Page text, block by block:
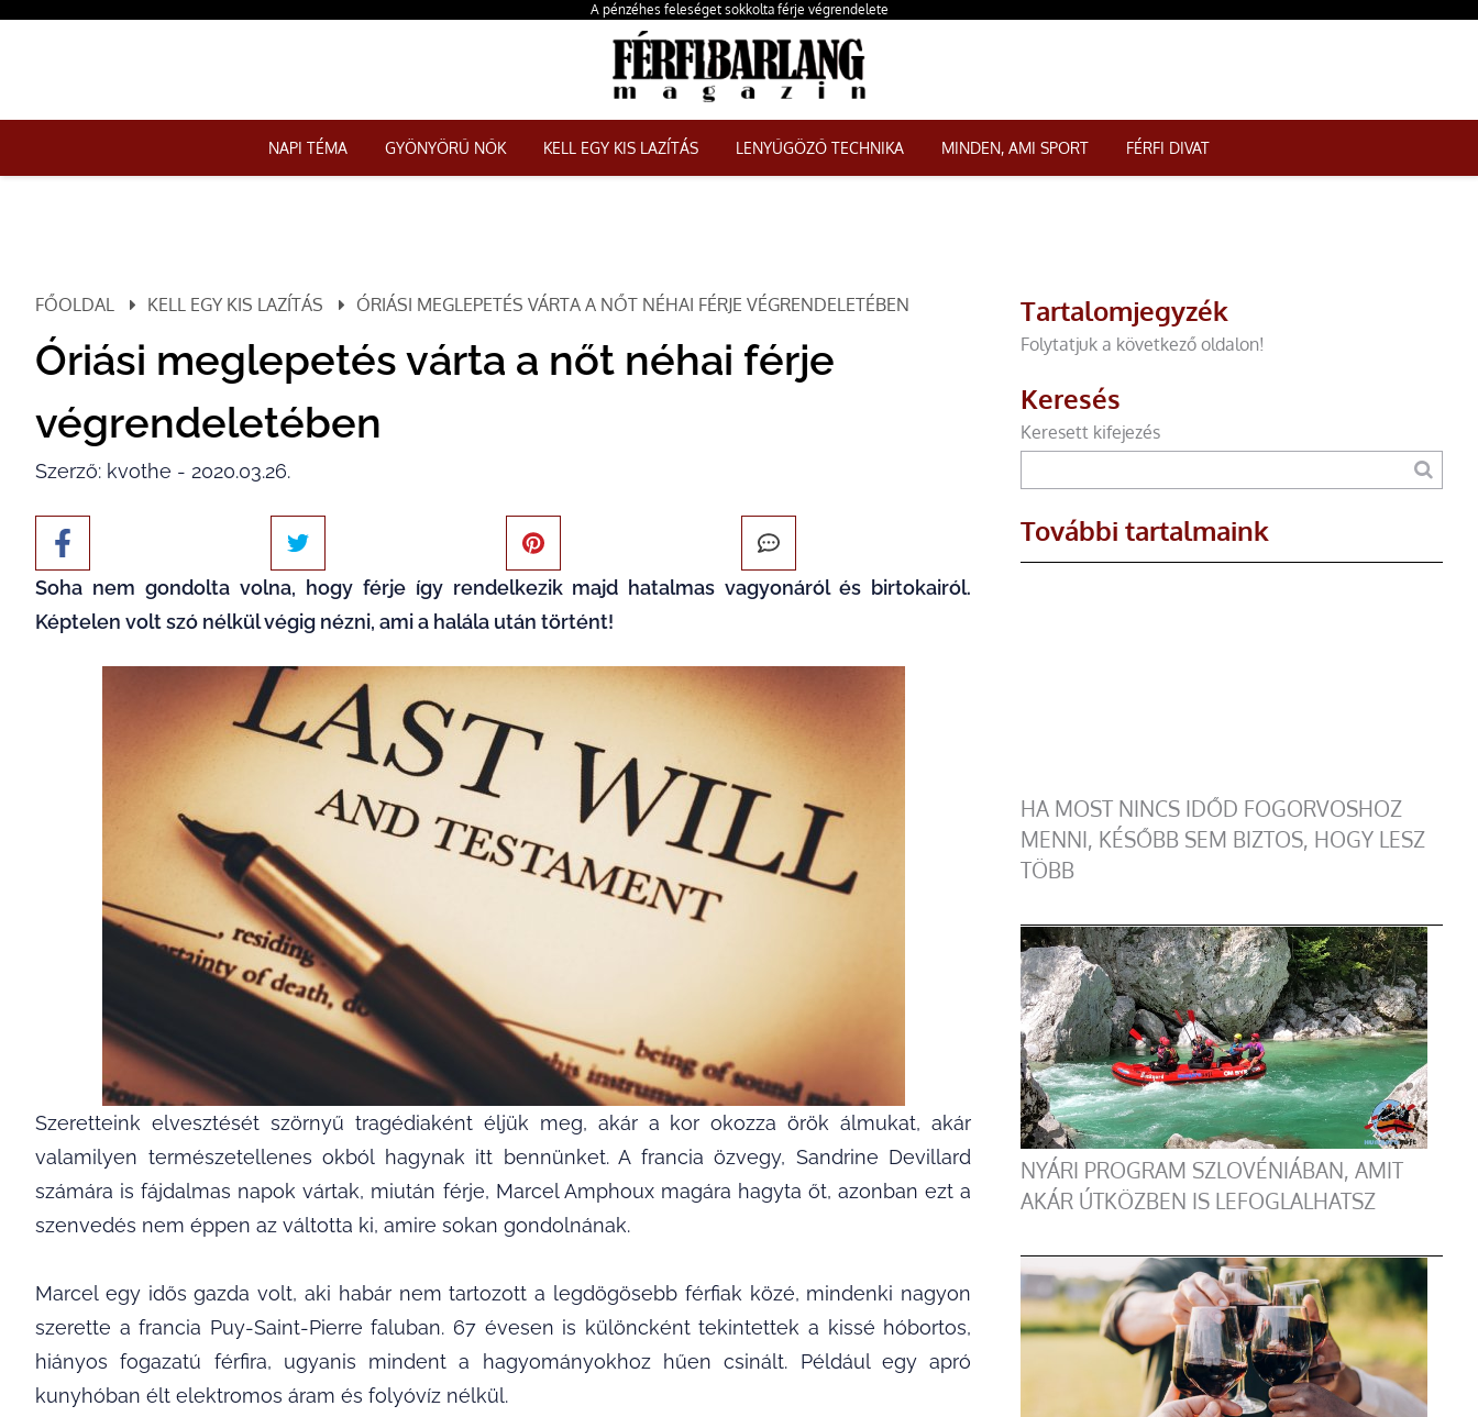
A pénzéhes feleséget sokkolta férje végrendelete
NAPI TÉMA GYÖNYÖRŰ NŐK KELL EGY KIS LAZÍTÁS LENYŰGÖZŐ TECHNIKA MINDEN, AMI SPORT FÉRFI DIVAT
FŐOLDAL KELL EGY KIS LAZÍTÁS ÓRIÁSI MEGLEPETÉS VÁRTA A NŐT NÉHAI FÉRJE VÉGRENDELETÉBEN
Óriási meglepetés várta a nőt néhai férje
végrendeletében
Szerző: kvothe - 2020.03.26.
Soha nem gondolta volna, hogy férje így rendelkezik majd hatalmas vagyonáról és birtokairól.
Képtelen volt szó nélkül végig nézni, ami a halála után történt!
Szeretteink elvesztését szörnyű tragédiaként éljük meg, akár a kor okozza örök álmukat, akár
valamilyen természetellenes okból hagynak itt bennünket. A francia özvegy, Sandrine Devillard
számára is fájdalmas napok vártak, miután férje, Marcel Amphoux magára hagyta őt, azonban ezt a
szenvedés nem éppen az váltotta ki, amire sokan gondolnának.
Marcel egy idős gazda volt, aki habár nem tartozott a legdögösebb férfiak közé, mindenki nagyon
szerette a francia Puy-Saint-Pierre faluban. 67 évesen is különcként tekintettek a kissé hóbortos,
hiányos fogazatú férfira, ugyanis mindent a hagyományokhoz hűen csinált. Például egy apró
kunyhóban élt elektromos áram és folyóvíz nélkül.
Tartalomjegyzék
Folytatjuk a következő oldalon!
Keresés
Keresett kifejezés
További tartalmaink
HA MOST NINCS IDŐD FOGORVOSHOZ
MENNI, KÉSŐBB SEM BIZTOS, HOGY LESZ
TÖBB
NYÁRI PROGRAM SZLOVÉNIÁBAN, AMIT
AKÁR ÚTKÖZBEN IS LEFOGLALHATSZ